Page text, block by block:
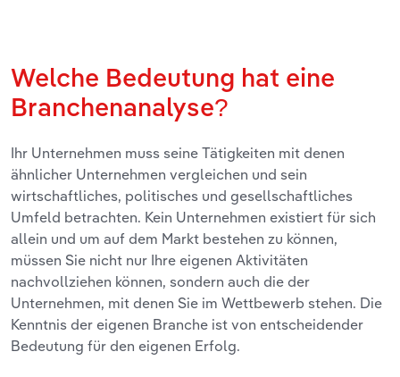
Welche Bedeutung hat eine
Branchenanalyse?
Ihr Unternehmen muss seine Tätigkeiten mit denen
ähnlicher Unternehmen vergleichen und sein
wirtschaftliches, politisches und gesellschaftliches
Umfeld betrachten. Kein Unternehmen existiert für sich
allein und um auf dem Markt bestehen zu können,
müssen Sie nicht nur Ihre eigenen Aktivitäten
nachvollziehen können, sondern auch die der
Unternehmen, mit denen Sie im Wettbewerb stehen. Die
Kenntnis der eigenen Branche ist von entscheidender
Bedeutung für den eigenen Erfolg.